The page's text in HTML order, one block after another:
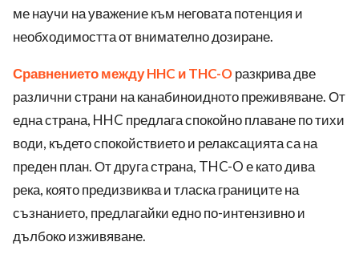
ме научи на уважение към неговата потенция и
необходимостта от внимателно дозиране.
Сравнението между HHC и THC-Oразкрива две
различни страни на канабиноидното преживяване. От
една страна, HHC предлага спокойно плаване по тихи
води, където спокойствието и релаксацията са на
преден план. От друга страна, THC-O е като дива
река, която предизвиква и тласка границите на
съзнанието, предлагайки едно по-интензивно и
дълбоко изживяване.